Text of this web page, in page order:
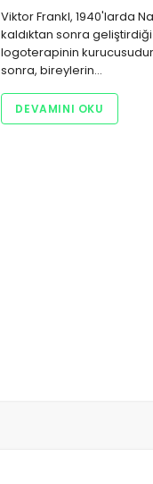
Viktor Frankl, 1940'larda
kaldıktan sonra
logoterapinin
sonra, bireylerin…
DEVAMINI OKU